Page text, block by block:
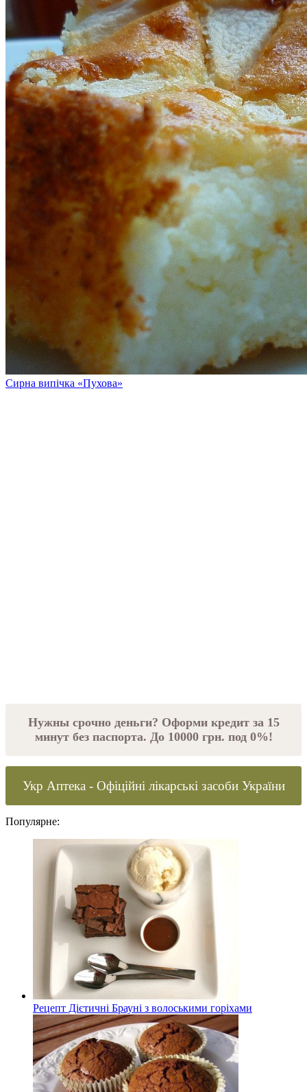
Сирна випічка «Пухова»
Нужны срочно деньги? Оформи кредит за 15
минут без паспорта. До 10000 грн. под 0%!
Укр Аптека - Офіційні лікарські засоби України
Популярне:
Рецепт Дієтичні Брауні з волоськими горіхами